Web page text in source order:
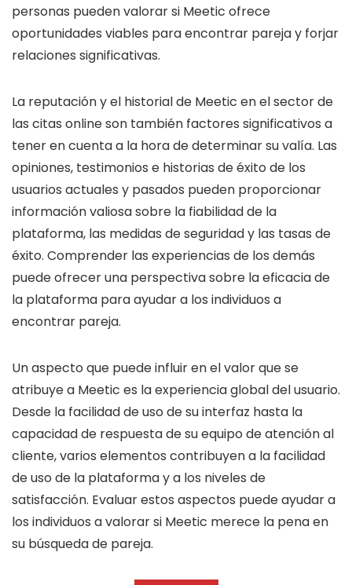
personas pueden valorar si Meetic ofrece
oportunidades viables para encontrar pareja y forjar
relaciones significativas.
La reputación y el historial de Meetic en el sector de
las citas online son también factores significativos a
tener en cuenta a la hora de determinar su valía. Las
opiniones, testimonios e historias de éxito de los
usuarios actuales y pasados pueden proporcionar
información valiosa sobre la fiabilidad de la
plataforma, las medidas de seguridad y las tasas de
éxito. Comprender las experiencias de los demás
puede ofrecer una perspectiva sobre la eficacia de
la plataforma para ayudar a los individuos a
encontrar pareja.
Un aspecto que puede influir en el valor que se
atribuye a Meetic es la experiencia global del usuario.
Desde la facilidad de uso de su interfaz hasta la
capacidad de respuesta de su equipo de atención al
cliente, varios elementos contribuyen a la facilidad
de uso de la plataforma y a los niveles de
satisfacción. Evaluar estos aspectos puede ayudar a
los individuos a valorar si Meetic merece la pena en
su búsqueda de pareja.